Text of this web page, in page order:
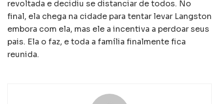
revoltada e decidiu se distanciar de todos. No
final, ela chega na cidade para tentar levar Langston
embora com ela, mas ele a incentiva a perdoar seus
pais. Ela o faz, e toda a família finalmente fica
reunida.